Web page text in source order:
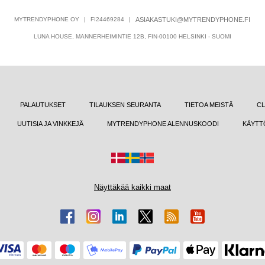
MYTRENDYPHONE OY | FI24469284 | ASIAKASTUKI@MYTRENDYPHONE.FI
LUNA HOUSE, MANNERHEIMINTIE 12B, FIN-00100 HELSINKI - SUOMI
PALAUTUKSET TILAUKSEN SEURANTA TIETOA MEISTÄ
UUTISIA JA VINKKEJÄ MYTRENDYPHONE ALENNUSKOODI
Näyttäkää kaikki maat